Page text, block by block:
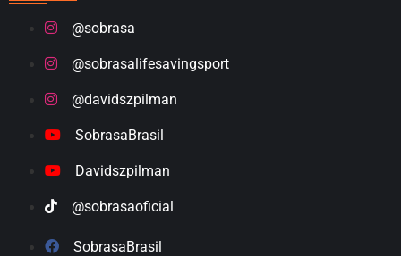
@sobrasa
@sobrasalifesavingsport
@davidszpilman
SobrasaBrasil
Davidszpilman
@sobrasaoficial
SobrasaBrasil